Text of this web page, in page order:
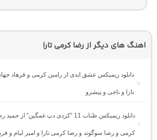
اهنگ های دیگر از رضا کرمی تارا
دانلود ریمیکس عشق ابدی از رامین کرمی و فرهاد
تارا و ناجی و پیشرو
دانلود ریمیکس طناب 11 “کردی دپ غمگین”
کرمی و رضا سوگوند و رضا کرمی تارا و امیر لیام و